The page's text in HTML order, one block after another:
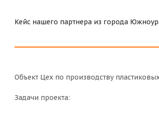
Кейс нашего партнера из города
Объект Цех по производству
Задачи проекта: